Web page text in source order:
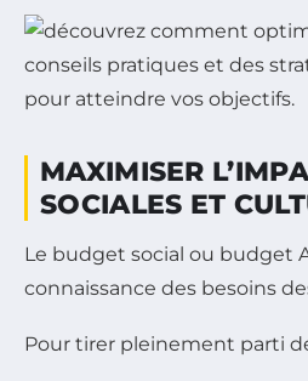
MAXIMISER
SOCIALES ET
Le budget social ou budget
connaissance des besoins
Pour tirer pleinement parti